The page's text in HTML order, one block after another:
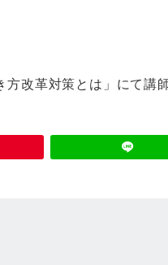
改革対策とは」にて講